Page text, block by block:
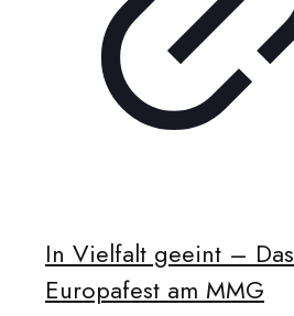
In Vielfalt geeint – Das
Europafest am MMG